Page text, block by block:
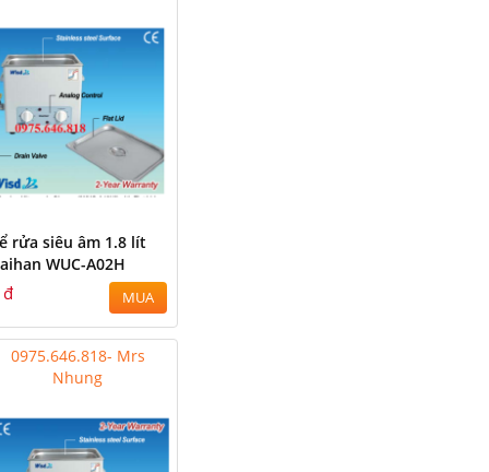
rửa siêu âm 1.8 lít
WUC-A02H
MUA
0975.646.818- Mrs
Nhung